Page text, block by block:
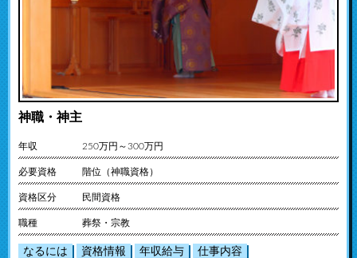
神職・神主
年収 250万円～300万円
必要資格 階位（神職資格）
資格区分 民間資格
職種 葬祭・宗教
なるには 資格情報 年収給与 仕事内容